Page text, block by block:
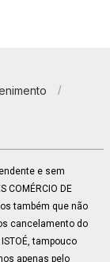
e sem
COMÉRCIO DE
também que não
cancelamento do
tampouco
apenas pelo